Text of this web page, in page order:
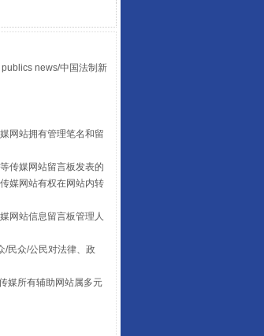
news/中国法制新
网站拥有管理笔名和留
传媒网站留言板发表的
媒网站有权在网站内转
网站信息留言板管理人
/民众/公民对法律、政
媒所有辅助网站属多元